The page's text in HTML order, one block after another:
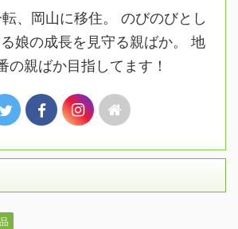
、岡山に移住。 のびのびとし
娘の成長を見守る親ばか。 地
の親ばか目指してます！